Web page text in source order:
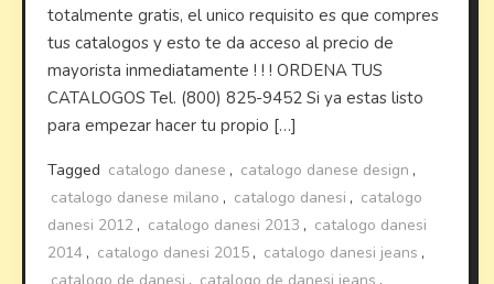
totalmente gratis, el unico requisito es que compres
tus catalogos y esto te da acceso al precio de
mayorista inmediatamente ! ! ! ORDENA TUS
CATALOGOS Tel. (800) 825-9452 Si ya estas listo
para empezar hacer tu propio […]
Tagged catalogo danese , catalogo danese design ,
catalogo danese milano , catalogo danesi , catalogo
danesi 2012 , catalogo danesi 2013 , catalogo danesi
2014 , catalogo danesi 2015 , catalogo danesi jeans ,